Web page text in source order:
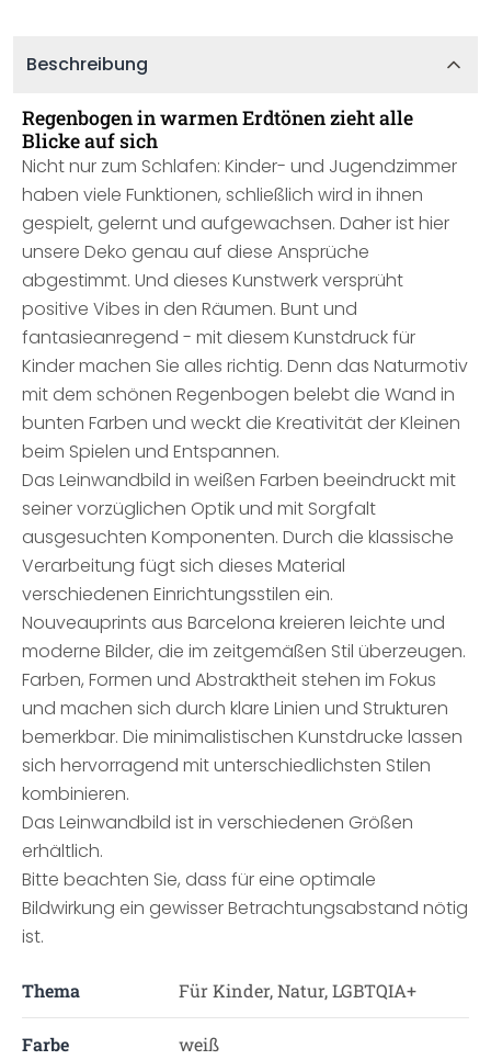
Beschreibung
Regenbogen in warmen Erdtönen zieht alle
Blicke auf sich
Nicht nur zum Schlafen: Kinder- und Jugendzimmer
haben viele Funktionen, schließlich wird in ihnen
gespielt, gelernt und aufgewachsen. Daher ist hier
unsere Deko genau auf diese Ansprüche
abgestimmt. Und dieses Kunstwerk versprüht
positive Vibes in den Räumen. Bunt und
fantasieanregend - mit diesem Kunstdruck für
Kinder machen Sie alles richtig. Denn das Naturmotiv
mit dem schönen Regenbogen belebt die Wand in
bunten Farben und weckt die Kreativität der Kleinen
beim Spielen und Entspannen.
Das Leinwandbild in weißen Farben beeindruckt mit
seiner vorzüglichen Optik und mit Sorgfalt
ausgesuchten Komponenten. Durch die klassische
Verarbeitung fügt sich dieses Material
verschiedenen Einrichtungsstilen ein.
Nouveauprints aus Barcelona kreieren leichte und
moderne Bilder, die im zeitgemäßen Stil überzeugen.
Farben, Formen und Abstraktheit stehen im Fokus
und machen sich durch klare Linien und Strukturen
bemerkbar. Die minimalistischen Kunstdrucke lassen
sich hervorragend mit unterschiedlichsten Stilen
kombinieren.
Das Leinwandbild ist in verschiedenen Größen
erhältlich.
Bitte beachten Sie, dass für eine optimale
Bildwirkung ein gewisser Betrachtungsabstand nötig
ist.
Thema Für Kinder, Natur, LGBTQIA+
Farbe weiß